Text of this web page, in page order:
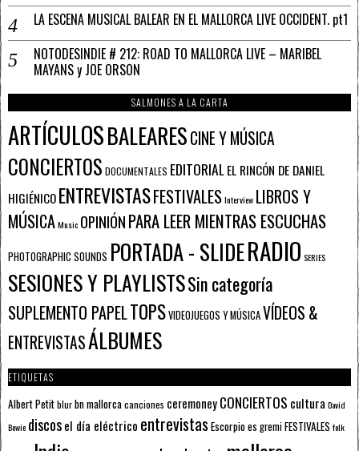
LA ESCENA MUSICAL BALEAR EN EL MALLORCA LIVE OCCIDENT. pt1
NOTODESINDIE # 212: ROAD TO MALLORCA LIVE – MARIBEL
MAYANS y JOE ORSON
SALMONES A LA CARTA
ARTÍCULOSBALEARESCINE Y MÚSICA
CONCIERTOS DOCUMENTALES EDITORIALEL RINCÓN DE DANIEL
HIGIÉNICOENTREVISTASFESTIVALESInterview LIBROS Y
MÚSICAMusic OPINIÓNPARA LEER MIENTRAS ESCUCHAS
PHOTOGRAPHIC SOUNDS PORTADA - SLIDERADIO SERIES
SESIONES Y PLAYLISTSSin categoría
SUPLEMENTO PAPELTOPSVIDEOJUEGOS Y MÚSICAVÍDEOS &
ENTREVISTASÁLBUMES
ETIQUETAS
Albert Petitblurbn mallorcacanciones ceremoneyCONCIERTOS cultura David
Bowie discosel día eléctrico entrevistas Escorpioes gremiFESTIVALES folk